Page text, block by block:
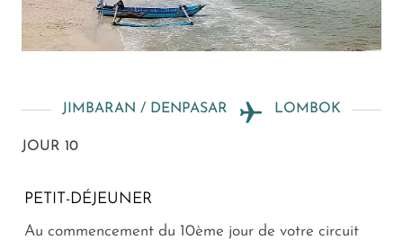
JIMBARAN / DENPASAR LOMBOK
JOUR 10
PETIT-DÉJEUNER
Au commencement du 10ème jour de votre circuit